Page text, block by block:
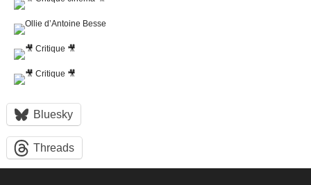
Bluesky
Threads